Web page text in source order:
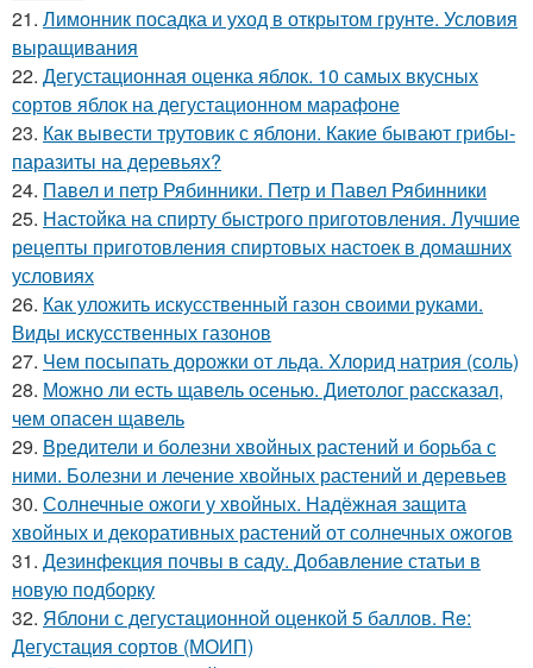
21. Лимонник посадка и уход в открытом грунте. Условия
выращивания
22. Дегустационная оценка яблок. 10 самых вкусных
сортов яблок на дегустационном марафоне
23. Как вывести трутовик с яблони. Какие бывают грибы-
паразиты на деревьях?
24. Павел и петр Рябинники. Петр и Павел Рябинники
25. Настойка на спирту быстрого приготовления. Лучшие
рецепты приготовления спиртовых настоек в домашних
условиях
26. Как уложить искусственный газон своими руками.
Виды искусственных газонов
27. Чем посыпать дорожки от льда. Хлорид натрия (соль)
28. Можно ли есть щавель осенью. Диетолог рассказал,
чем опасен щавель
29. Вредители и болезни хвойных растений и борьба с
ними. Болезни и лечение хвойных растений и деревьев
30. Солнечные ожоги у хвойных. Надёжная защита
хвойных и декоративных растений от солнечных ожогов
31. Дезинфекция почвы в саду. Добавление статьи в
новую подборку
32. Яблони с дегустационной оценкой 5 баллов. Re:
Дегустация сортов (МОИП)